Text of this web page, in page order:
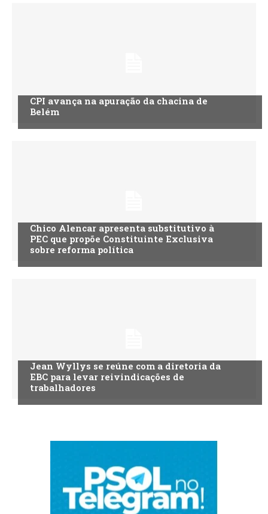
CPI avança na apuração da chacina de
Belém
Chico Alencar apresenta substitutivo à
PEC que propõe Constituinte Exclusiva
sobre reforma política
Jean Wyllys se reúne com a diretoria da
EBC para levar reivindicações de
trabalhadores